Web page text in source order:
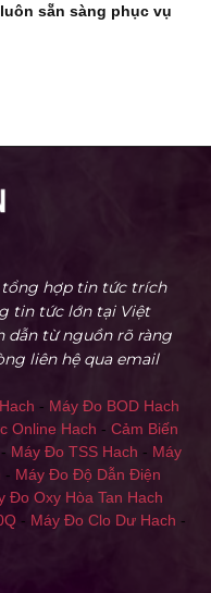
luôn sẵn sàng phục vụ
tổng hợp tin tức trích
tin tức lớn tại Việt
dẫn từ nguồn rõ ràng
liên hệ qua email
- Máy Đo BOD Hach
Online Hach - Cảm Biến
- Máy Đo TSS Hach - Máy
- Máy Đo Độ Dẫn Điện
Đo Oxy Hòa Tan Hach
- Máy Đo Clo Dư Hach -